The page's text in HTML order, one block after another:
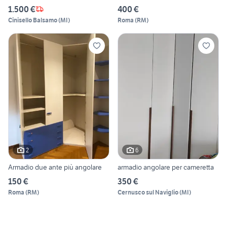
1.500 €
Cinisello Balsamo(MI)
400 €
Roma (RM)
2
Armadio due ante più angolare
150 €
Roma (RM)
6
armadio angolare per cameretta
350 €
Cernusco sul Naviglio(MI)